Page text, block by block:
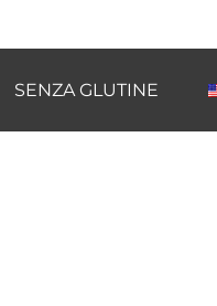
SENZA GLUTINE